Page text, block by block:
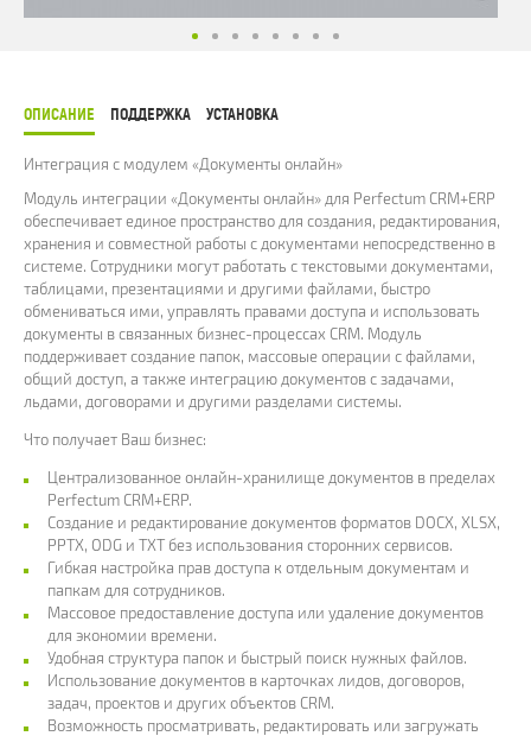
ОПИСАНИЕ ПОДДЕРЖКА УСТАНОВКА
Интеграция с модулем «Документы онлайн»
Модуль интеграции «Документы онлайн» для Perfectum CRM+ERP
обеспечивает единое пространство для создания, редактирования,
хранения и совместной работы с документами непосредственно в
системе. Сотрудники могут работать с текстовыми документами,
таблицами, презентациями и другими файлами, быстро
обмениваться ими, управлять правами доступа и использовать
документы в связанных бизнес-процессах CRM. Модуль
поддерживает создание папок, массовые операции с файлами,
общий доступ, а также интеграцию документов с задачами,
льдами, договорами и другими разделами системы.
Что получает Ваш бизнес:
Централизованное онлайн-хранилище документов в пределах
Perfectum CRM+ERP.
Создание и редактирование документов форматов DOCX, XLSX,
PPTX, ODG и TXT без использования сторонних сервисов.
Гибкая настройка прав доступа к отдельным документам и
папкам для сотрудников.
Массовое предоставление доступа или удаление документов
для экономии времени.
Удобная структура папок и быстрый поиск нужных файлов.
Использование документов в карточках лидов, договоров,
задач, проектов и других объектов CRM.
Возможность просматривать, редактировать или загружать